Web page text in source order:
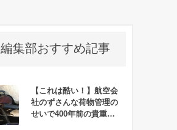
編集部おすすめ記事
【これは酷い！】航空会
社のずさんな荷物管理の
せいで400年前の貴重な